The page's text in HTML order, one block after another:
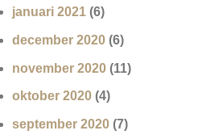
januari 2021 (6)
december 2020 (6)
november 2020 (11)
oktober 2020 (4)
september 2020 (7)